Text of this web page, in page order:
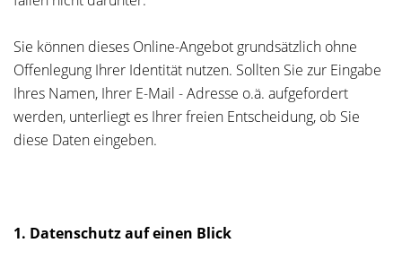
Sie können dieses Online-Angebot grundsätzlich ohne
Offenlegung Ihrer Identität nutzen. Sollten Sie zur Eingabe
Ihres Namen, Ihrer E-Mail - Adresse o.ä. aufgefordert
werden, unterliegt es Ihrer freien Entscheidung, ob Sie
diese Daten eingeben.
1. Datenschutz auf einen Blick